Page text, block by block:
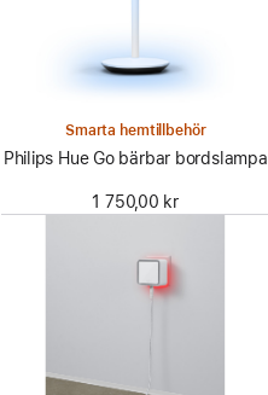
Smarta hemtillbehör
Philips Hue Go bärbar bordslampa
1 750,00 kr